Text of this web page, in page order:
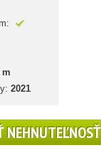
m
2021
NEHNUTEĽNOSŤ